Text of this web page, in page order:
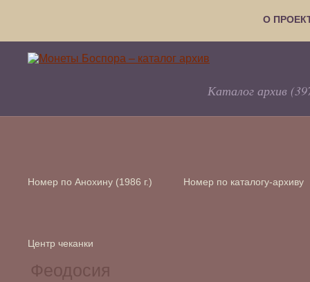
О
Каталог архив
Номер по Анохину (1986 г.) Номер по каталогу-архиву
Центр чеканки